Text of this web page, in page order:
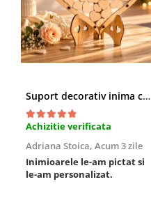
Suport decorativ inima cu mesaje, Cadou cu suflet
Achizitie verificata
Adriana Stoica, Acum 3 zile
Inimioarele le-am pictat si
le-am personalizat.